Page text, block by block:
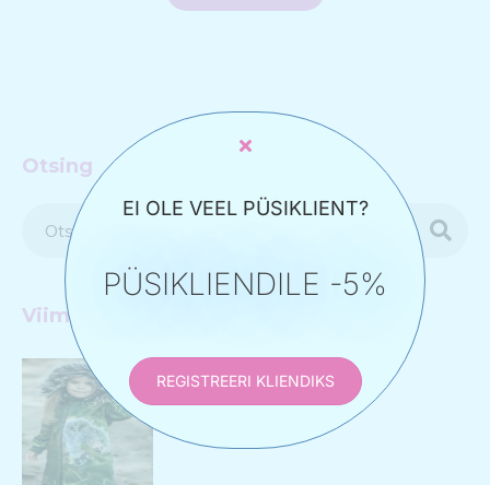
Otsing
Viimased postitused
12/12/2022
EI OLE VEEL PÜSIKLIENT?
PÜSIKLIENDILE -5%
REGISTREERI KLIENDIKS